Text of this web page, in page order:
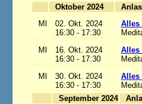
Oktober 2024
MI
02. Okt. 2024
16:30 - 17:30
Alles
MI
16. Okt. 2024
16:30 - 17:30
Alles
MI
30. Okt. 2024
16:30 - 17:30
Alles
September 2024